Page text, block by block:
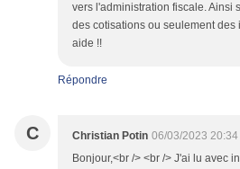
vers l'administration fiscale. Ainsi
des cotisations ou seulement des
aide !!
Répondre
C Christian Potin 06/03/2023 20:34
Bonjour,<br /> <br /> J'ai lu avec